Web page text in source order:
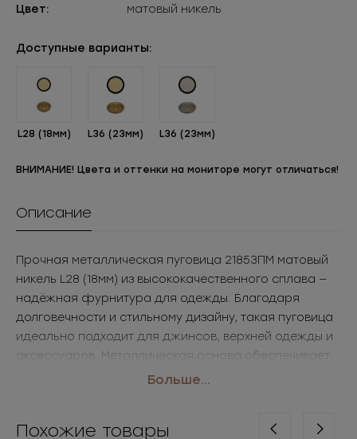
Цвет:
матовый никель
Доступные варианты:
L28 (18мм) L36 (23мм) L36 (23мм)
ВНИМАНИЕ! Цвета и оттенки на мониторе могут отличаться!
Описание
Прочная металлическая пуговица 21853ПМ матовый
никель L28 (18мм) из высококачественного сплава —
надёжная фурнитура для одежды. Благодаря
долговечности и стильному дизайну, такая пуговица
идеально подходит для джинсов, верхней одежды и
аксессуаров. Металлическая основа обеспечивает
износостойкость и презентабельный внешний вид.
• Размер: L28 (18мм)
Больше...
Похожие товары